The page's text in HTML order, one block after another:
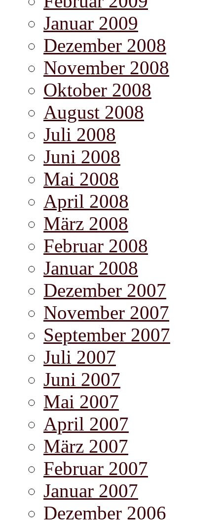
Januar 2009
Dezember 2008
November 2008
Oktober 2008
August 2008
Juli 2008
Juni 2008
Mai 2008
April 2008
März 2008
Februar 2008
Januar 2008
Dezember 2007
November 2007
September 2007
Juli 2007
Juni 2007
Mai 2007
April 2007
März 2007
Februar 2007
Januar 2007
Dezember 2006